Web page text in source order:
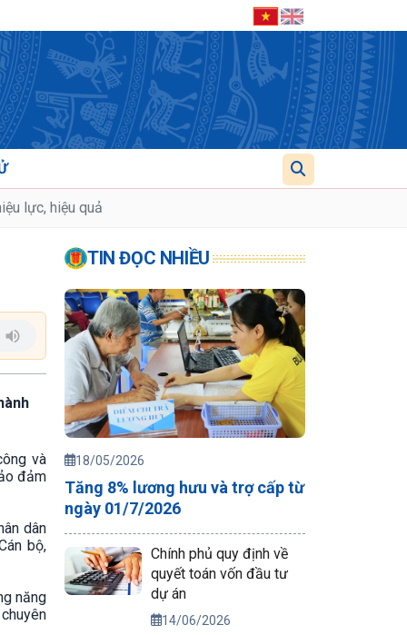
lực, hiệu quả
và
đảm
dân
bộ,
năng
TIN ĐỌC NHIỀU
18/05/2026
Tăng 8% lương hưu và trợ cấp từ
ngày 01/7/2026
Chính phủ quy định về
quyết toán vốn đầu tư
dự án
14/06/2026